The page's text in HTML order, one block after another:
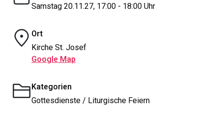
Samstag 20.11.27, 17:00 - 18:00 Uhr
Ort
Kirche St. Josef
Google Map
Kategorien
Gottesdienste / Liturgische Feiern